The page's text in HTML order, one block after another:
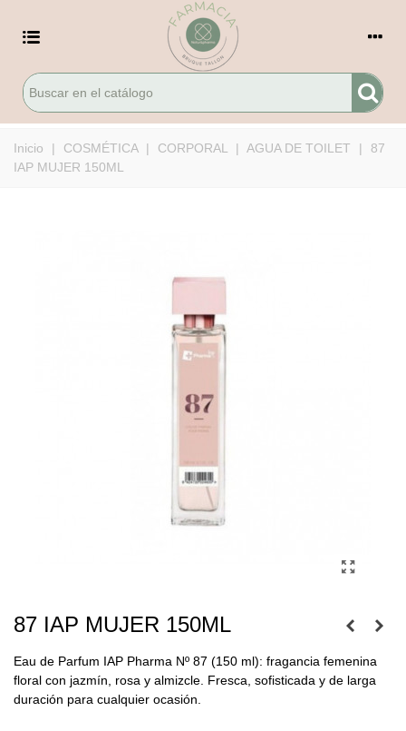
Inicio | COSMÉTICA | CORPORAL | AGUA DE TOILET |
87
IAP MUJER 150ML
87 IAP MUJER 150ML
Eau de Parfum IAP Pharma Nº 87 (150 ml): fragancia femenina
floral con jazmín, rosa y almizcle. Fresca, sofisticada y de larga
duración para cualquier ocasión.